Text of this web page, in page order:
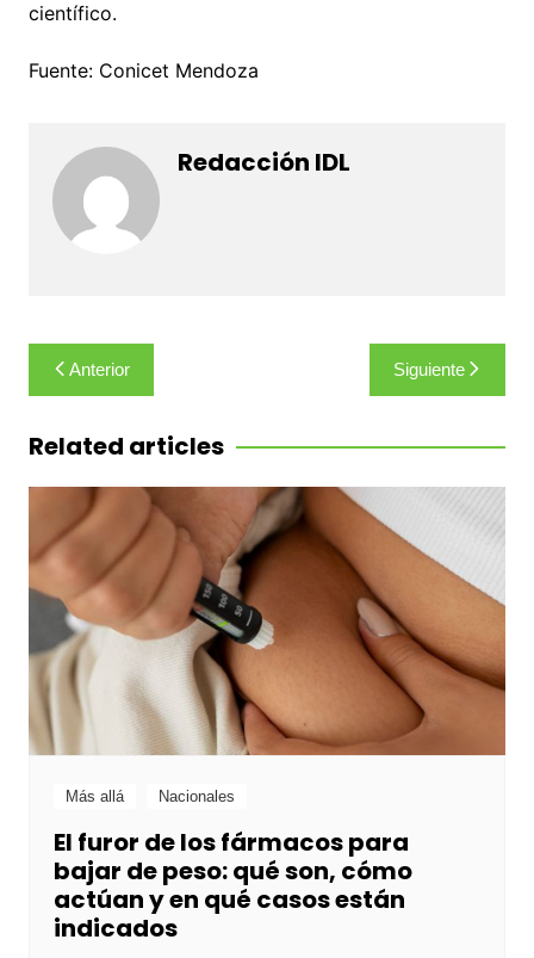
científico.
Fuente: Conicet Mendoza
Redacción IDL
Navegación
de
entradas
Anterior Siguiente
Related articles
Más allá Nacionales
El furor de los fármacos para
bajar de peso: qué son, cómo
actúan y en qué casos están
indicados